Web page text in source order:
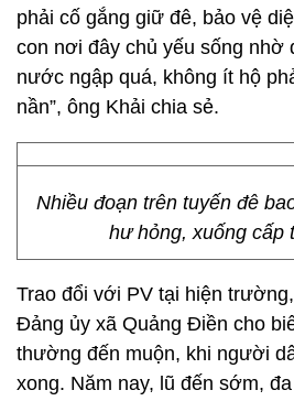
phải cố gắng giữ đê, bảo vệ
con nơi đây chủ yếu sống nhờ
nước ngập quá, không ít hộ
nần”, ông Khải chia sẻ.
Nhiều đoạn trên tuyến đê
hư hỏng, xuống cấp
Trao đổi với PV tại hiện
Đảng ủy xã Quảng Điền cho
thường đến muộn, khi người
xong. Năm nay, lũ đến sớm,